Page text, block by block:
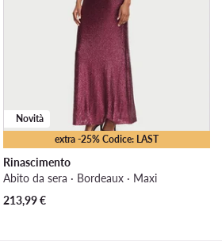
extra -25% Codice: LAST
Novità
Rinascimento
Abito da sera · Bordeaux · Maxi
213,99€